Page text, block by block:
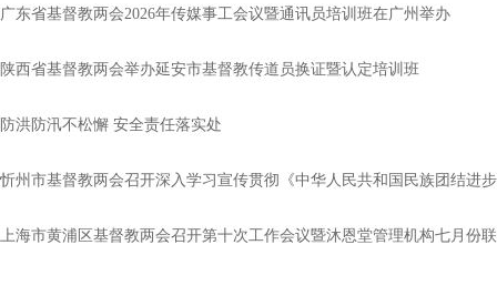
广东省基督教两会2026年传媒事工会议暨通讯员培训班在广州举办
陕西省基督教两会举办延安市基督教传道员换证暨认定培训班
防洪防汛不松懈 安全责任落实处
忻州市基督教两会召开深入学习宣传贯彻《中华人民共和国民族团结进
上海市黄浦区基督教两会召开第十次工作会议暨沐恩堂管理机构七月份